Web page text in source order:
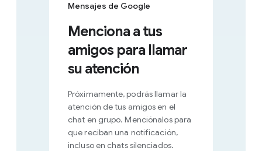
Mensajes de Google
Menciona a tus
amigos para llamar
su atención
Próximamente, podrás llamar la
atención de tus amigos en el
chat en grupo. Menciónalos para
que reciban una notificación,
incluso en chats silenciados.